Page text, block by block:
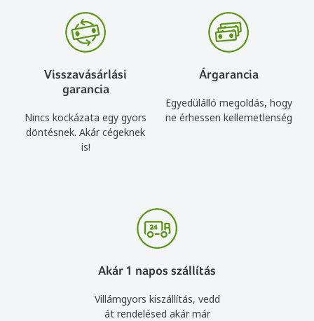
Visszavásárlási
garancia
Nincs kockázata egy gyors
döntésnek. Akár cégeknek
is!
Árgarancia
Egyedülálló megoldás, hogy
ne érhessen kellemetlenség
Akár 1 napos szállítás
Villámgyors kiszállítás, vedd
át rendelésed akár már